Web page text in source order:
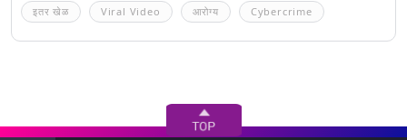
इतर खेळ Viral Video आरोग्य Cybercrime